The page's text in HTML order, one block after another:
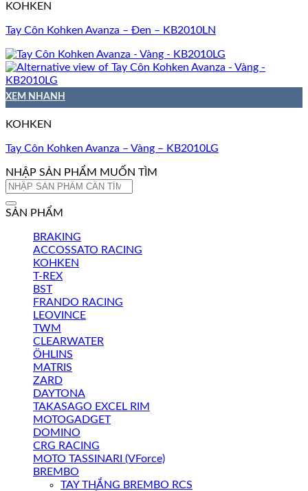
KOHKEN
Tay Côn Kohken Avanza – Đen – KB2010LN
XEM NHANH
KOHKEN
Tay Côn Kohken Avanza – Vàng – KB2010LG
NHẬP SẢN PHẨM MUỐN TÌM
Tìm
kiếm:
SẢN PHẨM
BRAKING
ACCOSSATO RACING
KOHKEN
T-REX
BST
FRANDO RACING
LEOVINCE
TWM
CLEARWATER
ÖHLINS
MATRIS
ZARD
DAYTONA
TAKASAGO EXCEL RIM
MOTOGADGET
DOMINO
CRG RACING
MOTO TASSINARI (VForce)
BREMBO
TAY THẮNG BREMBO RCS